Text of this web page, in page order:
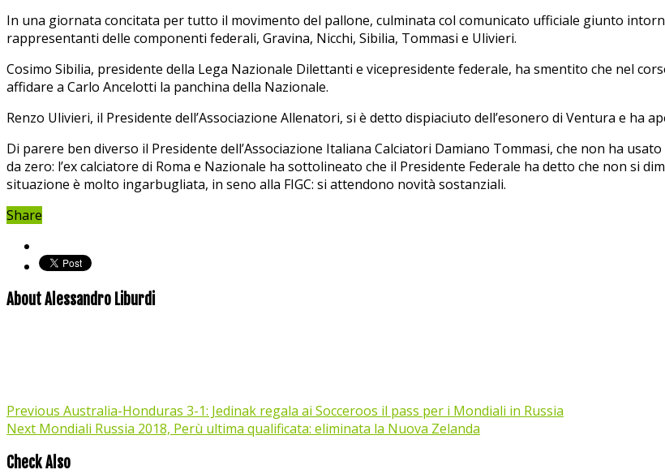
In una giornata concitata per tutto il movimento del pallone, culminata col comunicato ufficiale giunto
rappresentanti delle componenti federali, Gravina, Nicchi, Sibilia, Tommasi e Ulivieri.
Cosimo Sibilia, presidente della Lega Nazionale Dilettanti e vicepresidente federale, ha smentito che nel
affidare a Carlo Ancelotti la panchina della Nazionale.
Renzo Ulivieri, il Presidente dell’Associazione Allenatori, si è detto dispiaciuto dell’esonero di Ventura e ha
Di parere ben diverso il Presidente dell’Associazione Italiana Calciatori Damiano Tommasi, che non ha
da zero: l’ex calciatore di Roma e Nazionale ha sottolineato che il Presidente Federale ha detto che non si
situazione è molto ingarbugliata, in seno alla FIGC: si attendono novità sostanziali.
Share
About Alessandro Liburdi
Previous Australia-Honduras 3-1: Jedinak regala ai Socceroos il pass per i Mondiali in Russia
Next Mondiali Russia 2018, Perù ultima qualificata: eliminata la Nuova Zelanda
Check Also